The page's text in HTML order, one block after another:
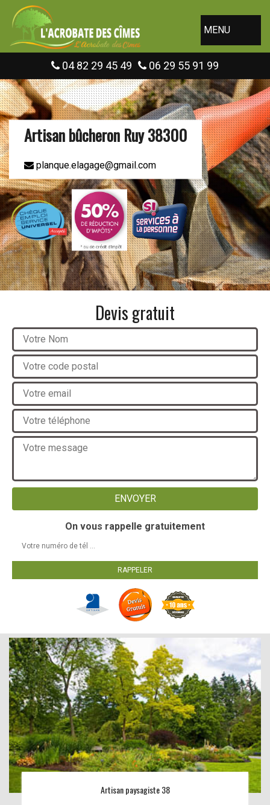
MENU
04 82 29 45 49 06 29 55 91 99
Artisan bûcheron Ruy 38300
planque.elagage@gmail.com
Devis gratuit
On vous rappelle gratuitement
Artisan paysagiste 38